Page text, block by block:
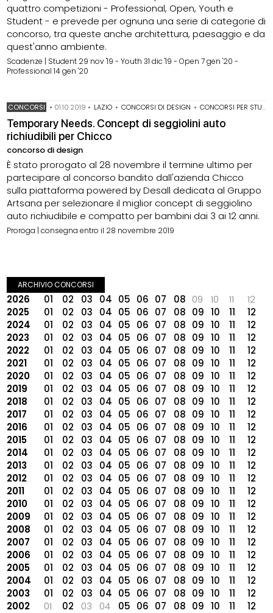
quattro competizioni - Professional, Open, Youth e
Student - e prevede per ognuna una serie di categorie di
concorso, tra queste anche architettura, paesaggio e da
quest'anno ambiente.
Scadenze | Student 29 nov '19 - Youth 31 dic '19 - Open 7 gen '20 -
Professional 14 gen '20
CONCORSI • 01.10.2019 • LAZIO • CONCORSI DI DESIGN • CONCORSI PER STUDENTI
Temporary Needs. Concept di seggiolini auto
richiudibili per Chicco
concorso di design
È stato prorogato al 28 novembre il termine ultimo per
partecipare al concorso bandito dall'azienda Chicco
sulla piattaforma powered by Desall dedicata al Gruppo
Artsana per selezionare il miglior concept di seggiolino
auto richiudibile e compatto per bambini dai 3 ai 12 anni.
Proroga | consegna entro il 28 novembre 2019
ARCHIVIO CONCORSI
2026 01 02 03 04 05 06 07 08 09 10 11
12
2025
01 02 03 04 05 06 07 08 09 10 11
12
2024
01 02 03 04 05 06 07 08 09 10 11
12
2023
01 02 03 04 05 06 07 08 09 10 11
12
2022
01 02 03 04 05 06 07 08 09 10 11
12
2021
01 02 03 04 05 06 07 08 09 10 11
12
2020
01 02 03 04 05 06 07 08 09 10 11
12
2019
01 02 03 04 05 06 07 08 09 10 11
12
2018
01 02 03 04 05 06 07 08 09 10 11
12
2017
01 02 03 04 05 06 07 08 09 10 11
12
2016
01 02 03 04 05 06 07 08 09 10 11
12
2015
01 02 03 04 05 06 07 08 09 10 11
12
2014
01 02 03 04 05 06 07 08 09 10 11
12
2013
01 02 03 04 05 06 07 08 09 10 11
12
2012
01 02 03 04 05 06 07 08 09 10 11
12
2011
01 02 03 04 05 06 07 08 09 10 11
12
2010
01 02 03 04 05 06 07 08 09 10 11
12
2009
01 02 03 04 05 06 07 08 09 10 11
12
2008
01 02 03 04 05 06 07 08 09 10 11
12
2007
01 02 03 04 05 06 07 08 09 10 11
12
2006
01 02 03 04 05 06 07 08 09 10 11
12
2005
01 02 03 04 05 06 07 08 09 10 11
12
2004
01 02 03 04 05 06 07 08 09 10 11
12
2003
01 02 03 04 05 06 07 08 09 10 11
12
2002
01 02 03 04 05 06 07 08 09 10 11 12